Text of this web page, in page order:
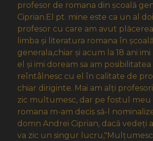
profesor de romana din școală
Ciprian.El pt. mine este ca un al
profesor cu care am avut
limba și literatura romana în școală
generala,chiar și acum la 18 ani
el și imi doream sa am posibilitatea
reîntâlnesc cu el în calitate de
chiar diriginte. Mai am alți
zic multumesc, dar pe fostul meu
romana m-am decis să-l
domn Andrei Ciprian, dacă vedeți
va zic un singur